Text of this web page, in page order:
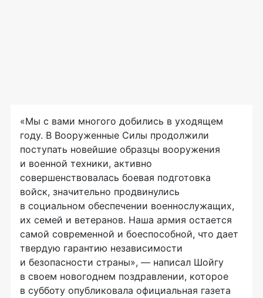
«Мы с вами многого добились в уходящем
году. В Вооруженные Силы продолжили
поступать новейшие образцы вооружения
и военной техники, активно
совершенствовалась боевая подготовка
войск, значительно продвинулись
в социальном обеспечении военнослужащих,
их семей и ветеранов. Наша армия остается
самой современной и боеспособной, что дает
твердую гарантию независимости
и безопасности страны», — написал Шойгу
в своем новогоднем поздравлении, которое
в субботу опубликовала официальная газета